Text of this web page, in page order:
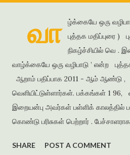
வா
ழ்க்கையே ஒரு
புத்தக மதிப்புரை )
நிகழ்ச்சியில் வெ .
வாழ்க்கையே ஒரு வழிபாடு ’ என்ற
ஆறாம் பதிப்பாக 2011 - ஆம் ஆண்டு ,
வெளியிட்டுள்ளார்கள். பக்கங்கள் 1 96,
இறையன்பு அவர்கள் பள்ளிக் காலத்தில்
கொண்டு பரிசுகள் பெற்றார் .
காலத்தில் எழுதிய கவிதைகளைத்
SHARE POST A COMMENT